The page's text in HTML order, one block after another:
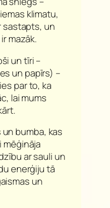
klimatu,
sastapts, un
mazāk.
un tīri –
un papīrs) –
par to, ka
lai mums
bumba, kas
ar sauli un
enerģiju tā
un